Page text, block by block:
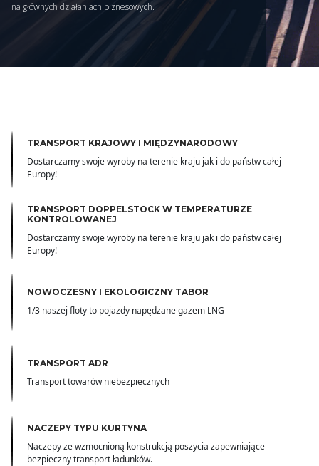
na głównych działaniach biznesowych.
TRANSPORT KRAJOWY I MIĘDZYNARODOWY
Dostarczamy swoje wyroby na terenie kraju jak i do państw całej
Europy!
TRANSPORT DOPPELSTOCK W TEMPERATURZE
KONTROLOWANEJ
Dostarczamy swoje wyroby na terenie kraju jak i do państw całej
Europy!
NOWOCZESNY I EKOLOGICZNY TABOR
1/3 naszej floty to pojazdy napędzane gazem LNG
TRANSPORT ADR
Transport towarów niebezpiecznych
NACZEPY TYPU KURTYNA
Naczepy ze wzmocnioną konstrukcją poszycia zapewniające
bezpieczny transport ładunków.